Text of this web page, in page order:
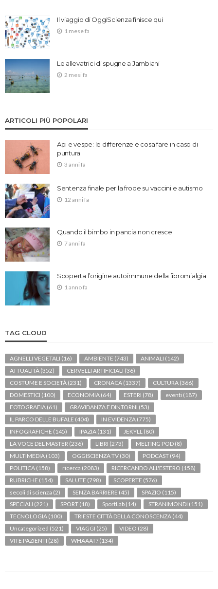
Il viaggio di OggiScienza finisce qui
1 mese fa
Le allevatrici di spugne a Jambiani
2 mesi fa
ARTICOLI PIÙ POPOLARI
Api e vespe: le differenze e cosa fare in caso di
puntura
3 anni fa
Sentenza finale per la frode su vaccini e autismo
12 anni fa
Quando il bimbo in pancia non cresce
7 anni fa
Scoperta l’origine autoimmune della fibromialgia
1 anno fa
TAG CLOUD
AGNELLI VEGETALI (16) AMBIENTE (743) ANIMALI (142)
ATTUALITÀ (352) CERVELLI ARTIFICIALI (36)
COSTUME E SOCIETÀ (231) CRONACA (1337) CULTURA (366)
DOMESTICI (100) ECONOMIA (64) ESTERI (78) eventi (187)
FOTOGRAFIA (61) GRAVIDANZA E DINTORNI (53)
IL PARCO DELLE BUFALE (404) IN EVIDENZA (775)
INFOGRAFICHE (145) IPAZIA (131) JEKYLL (80)
LA VOCE DEL MASTER (236) LIBRI (273) MELTING POD (8)
MULTIMEDIA (103) OGGISCIENZA TV (30) PODCAST (94)
POLITICA (158) ricerca (2083) RICERCANDO ALL'ESTERO (158)
RUBRICHE (154) SALUTE (798) SCOPERTE (576)
secoli di scienza (2) SENZA BARRIERE (45) SPAZIO (115)
SPECIALI (221) SPORT (18) SportLab (14) STRANIMONDI (151)
TECNOLOGIA (100) TRIESTE CITTÀ DELLA CONOSCENZA (44)
Uncategorized (521) VIAGGI (25) VIDEO (28)
VITE PAZIENTI (28) WHAAAT? (134)